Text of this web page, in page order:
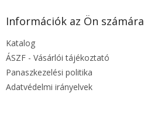
Információk az Ön számára
Katalog
ÁSZF - Vásárlói tájékoztató
Panaszkezelési politika
Adatvédelmi irányelvek